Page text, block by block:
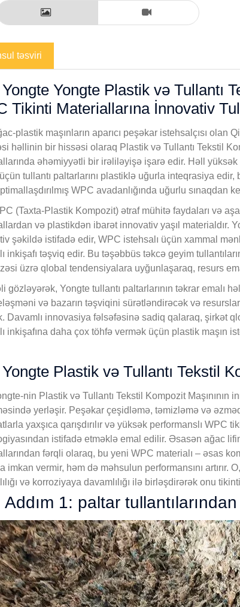
təsviri
Yongte Yongte Plastik və Tullantı
Tikinti Materiallarına İnnovativ
plastik maşınların aparıcı peşəkar istehsalçısı olan
həllinin bir hissəsi olaraq Plastik və Tullantı Tekstil
əhəmiyyətli bir irəliləyişə işarə edir. Həll
tullantı paltarlarını plastiklə uğurla inteqrasiya
WPC avadanlığında uğurlu
(Taxta-Plastik Kompozit) ətraf mühitə faydaları və
və plastikdən ibarət innovativ yaşıl materialdır.
şəkildə istifadə edir, WPC istehsalı üçün xammal
inkişafı təşviq edir. Bu təşəbbüs təkcə geyim
üzrə qlobal tendensiyalara uyğunlaşaraq, resurs
gözləyərək, Yongte tullantı paltarlarının təkrar emalı
və bazarın təşviqini sürətləndirəcək və
Davamlı innovasiya fəlsəfəsinə sadiq qalaraq, şirkət
inkişafına daha çox töhfə vermək üçün plastik maşın
Yongte Plastik və Tullantı Tekstil
nin Plastik və Tullantı Tekstil Kompozit Maşınının
yerləşir. Peşəkar çeşidləmə, təmizləmə və
yaxşıca qarışdırılır və yüksək performanslı
istifadə etməklə emal edilir. Əsasən ağac
fərqli olaraq, bu yeni WPC materialı – əsas
imkan vermir, həm də məhsulun performansını
və korroziyaya davamlılığı ilə birləşdirərək onu
Addım 1: paltar